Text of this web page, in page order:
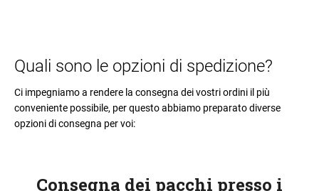
Quali sono le opzioni di spedizione?
Ci impegniamo a rendere la consegna dei vostri ordini il più
conveniente possibile, per questo abbiamo preparato diverse
opzioni di consegna per voi:
Consegna dei pacchi presso i